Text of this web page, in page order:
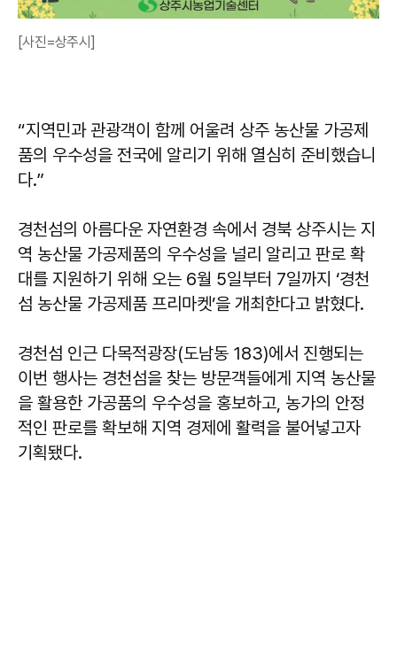
[사진=상주시]
“지역민과 관광객이 함께 어울려 상주 농산물 가공제
품의 우수성을 전국에 알리기 위해 열심히 준비했습니
다.”
경천섬의 아름다운 자연환경 속에서 경북 상주시는 지
역 농산물 가공제품의 우수성을 널리 알리고 판로 확
대를 지원하기 위해 오는 6월 5일부터 7일까지 ‘경천
섬 농산물 가공제품 프리마켓’을 개최한다고 밝혔다.
경천섬 인근 다목적광장(도남동 183)에서 진행되는
이번 행사는 경천섬을 찾는 방문객들에게 지역 농산물
을 활용한 가공품의 우수성을 홍보하고, 농가의 안정
적인 판로를 확보해 지역 경제에 활력을 불어넣고자
기획됐다.